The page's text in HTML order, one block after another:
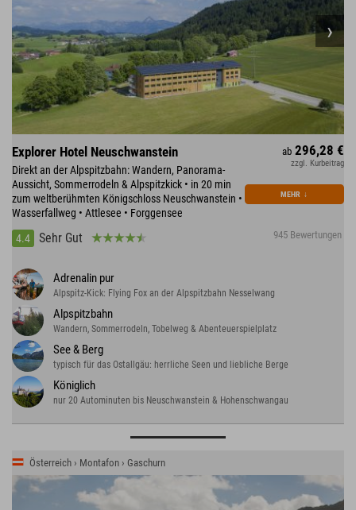
Explorer Hotel Neuschwanstein
Direkt an der Alpspitzbahn: Wandern, Panorama-
Aussicht, Sommerrodeln & Alpspitzkick • in 20 min
zum weltberühmten Königschloss Neuschwanstein •
Wasserfallweg • Attlesee • Forggensee
4.4
Sehr Gut 945 Bewertungen
ab 296,28 €
zzgl. Kurbeitrag
MEHR ↓
Adrenalin pur
Alpspitz-Kick: Flying Fox an der Alpspitzbahn Nesselwang
Alpspitzbahn
Wandern, Sommerrodeln, Tobelweg & Abenteuerspielplatz
See & Berg
typisch für das Ostallgäu: herrliche Seen und liebliche Berge
Königlich
nur 20 Autominuten bis Neuschwanstein & Hohenschwangau
Österreich › Montafon › Gaschurn